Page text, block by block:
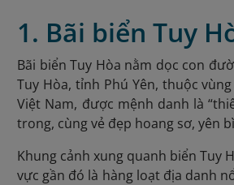
1. Bãi biển Tuy
Bãi biển Tuy Hòa nằm dọc con
Tuy Hòa, tỉnh Phú Yên, thuộc
Việt Nam, được mệnh danh là
trong, cùng vẻ đẹp hoang sơ, yên
Khung cảnh xung quanh biển Tuy
vực gần đó là hàng loạt địa danh